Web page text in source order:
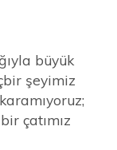
büyük
şeyimiz
çatımız